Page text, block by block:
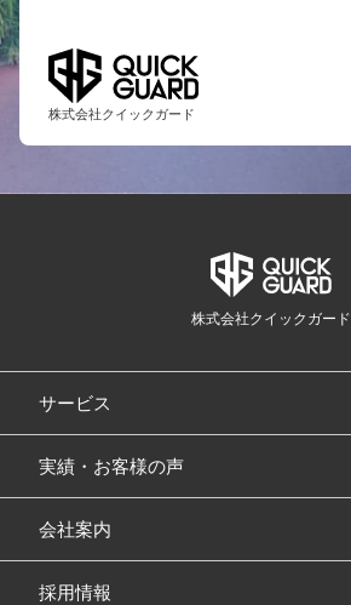
株式会社クイックガード
株式会社クイックガード
サービス
実績・お客様の声
会社案内
採用情報